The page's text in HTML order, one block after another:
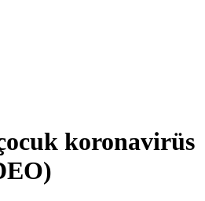
koronavirüs